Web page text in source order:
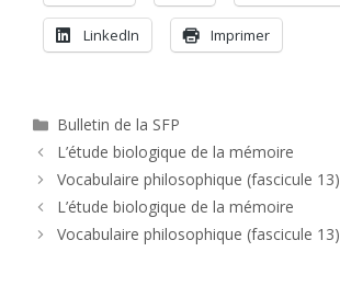
LinkedIn Imprimer
Catégories
Bulletin de la SFP
L’étude biologique de la mémoire
Vocabulaire philosophique (fascicule 13)
L’étude biologique de la mémoire
Vocabulaire philosophique (fascicule 13)